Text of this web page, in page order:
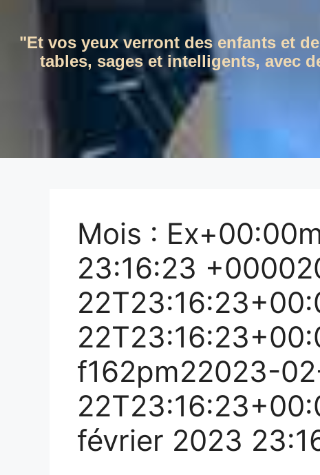
"Et vos yeux verront des enfants et
tables, sages et intelligents, avec
Mois :
23:16:23
f162pm22023-
février 2023